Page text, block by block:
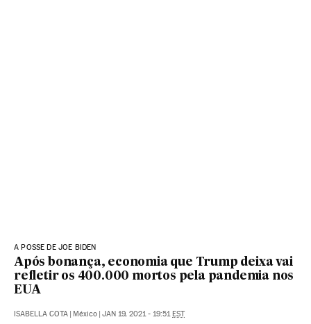
A POSSE DE JOE BIDEN
Após bonança, economia que Trump deixa vai
refletir os 400.000 mortos pela pandemia nos
EUA
ISABELLA COTA México JAN 19, 2021 - 19:51 EST